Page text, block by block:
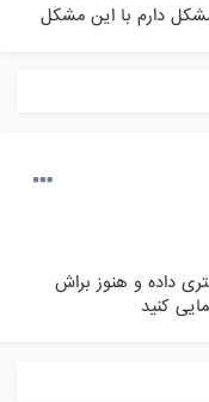
دارم با این مشکل
داده و هنوز براش
کنید